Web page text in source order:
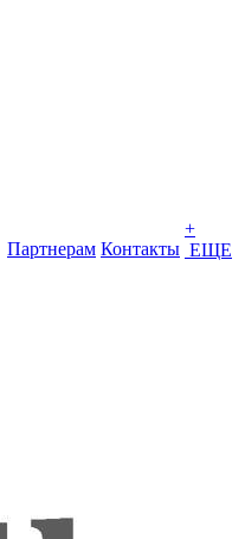
Партнерам Контакты
+
ЕЩЕ